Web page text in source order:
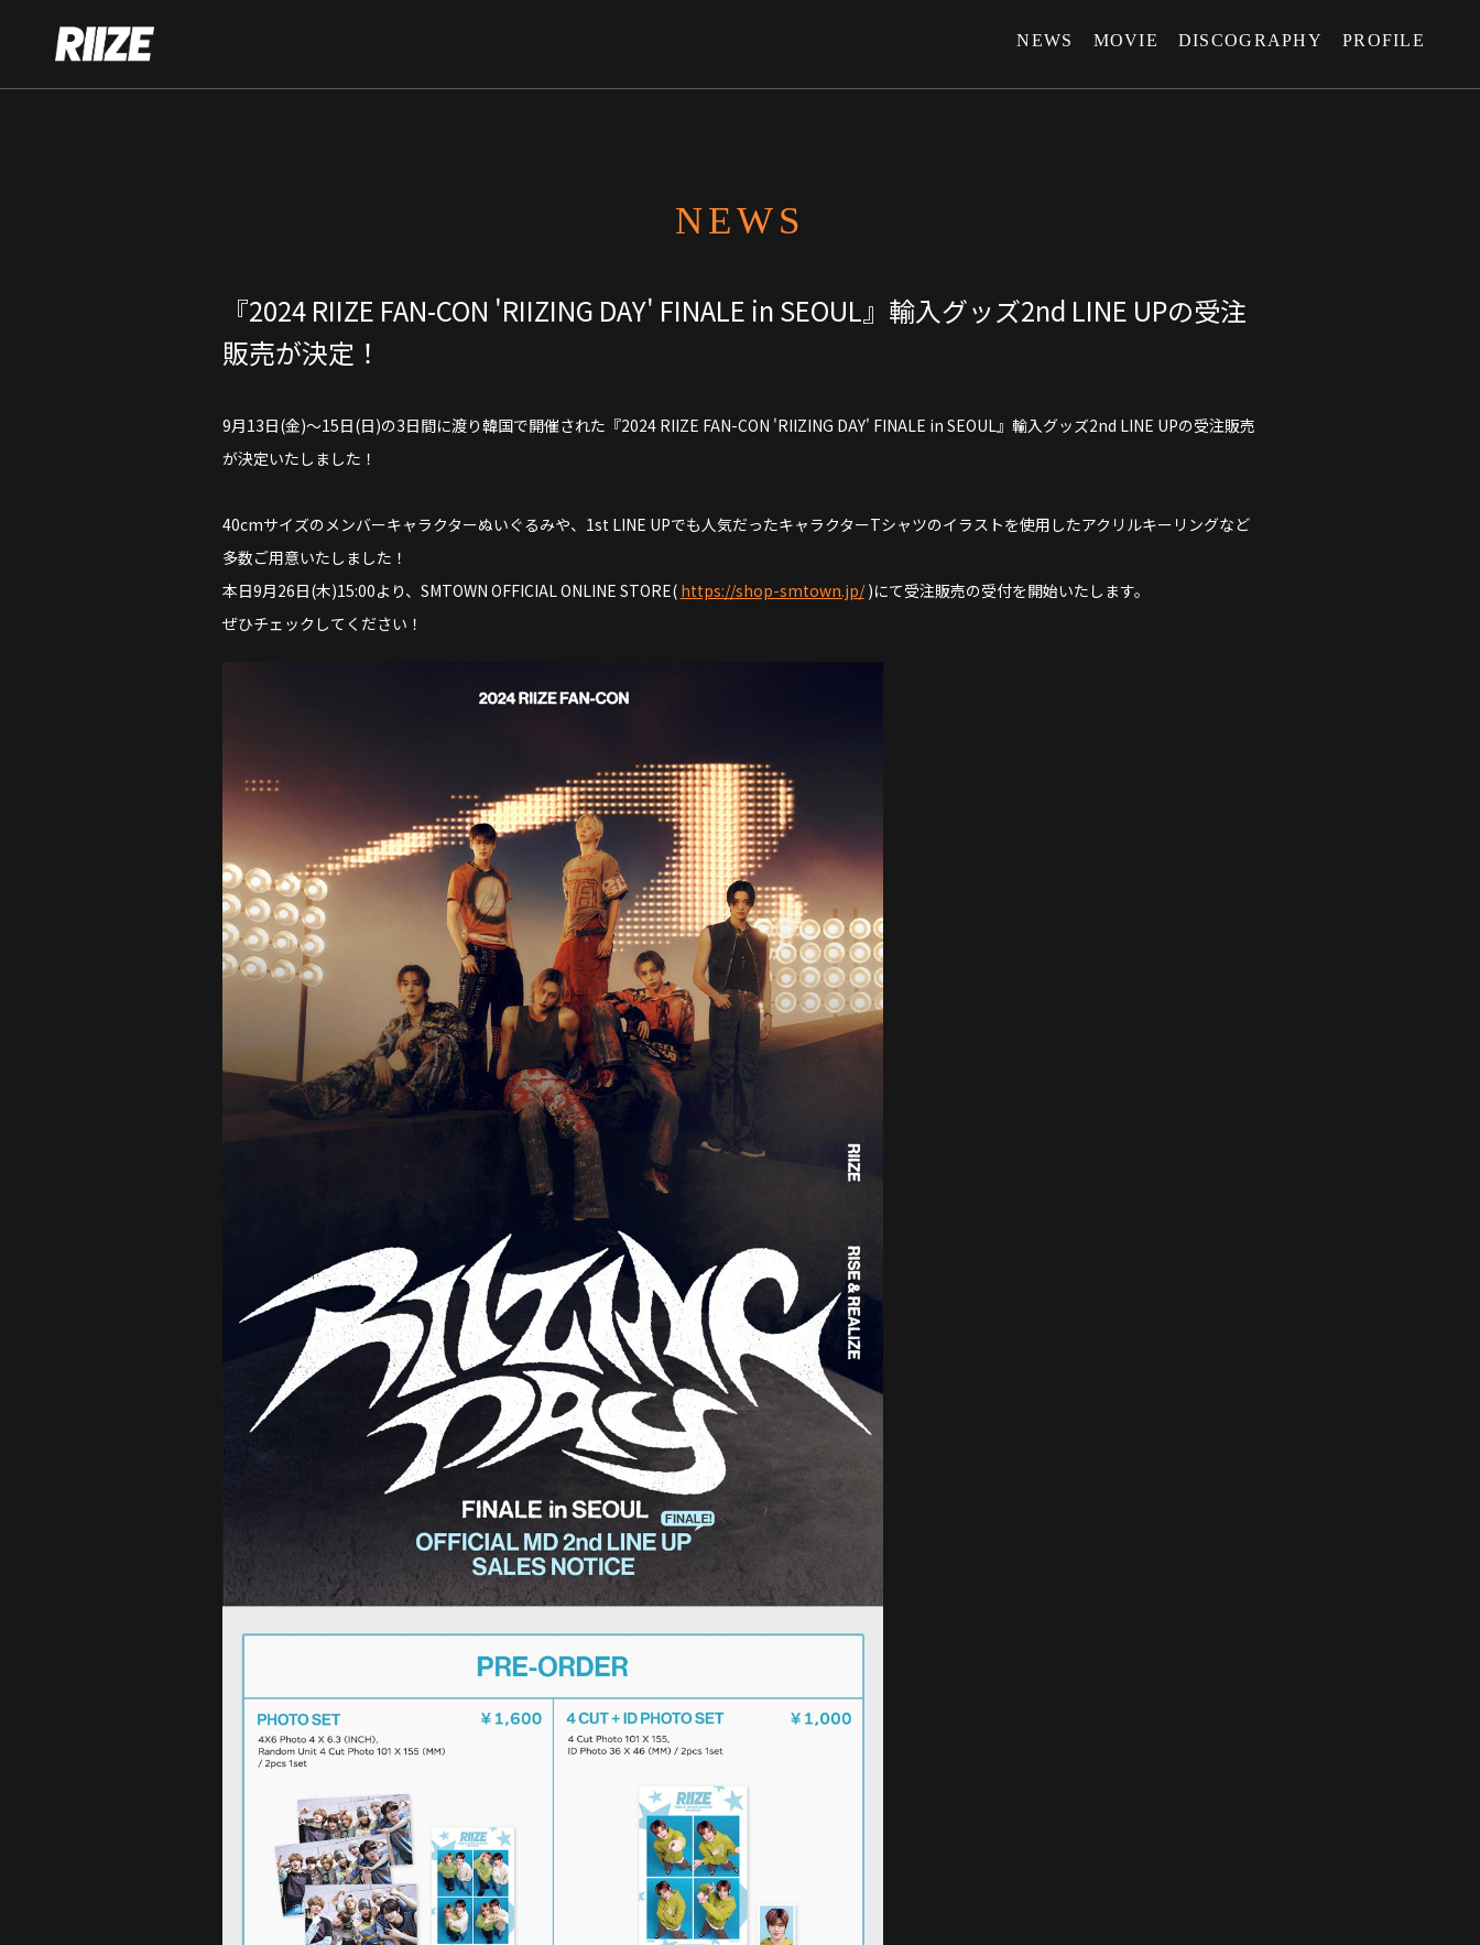
NEWS MOVIE DISCOGRAPHY PROFILE
NEWS
『2024 RIIZE FAN-CON 'RIIZING DAY' FINALE in SEOUL』輸入グッズ2nd LINE UPの受注
販売が決定！
9月13日(金)～15日(日)の3日間に渡り韓国で開催された『2024 RIIZE FAN-CON 'RIIZING DAY' FINALE in SEOUL』輸入グッズ2nd LINE UPの受注販売
が決定いたしました！
40cmサイズのメンバーキャラクターぬいぐるみや、1st LINE UPでも人気だったキャラクターTシャツのイラストを使用したアクリルキーリングなど
多数ご用意いたしました！
本日9月26日(木)15:00より、SMTOWN OFFICIAL ONLINE STORE( https://shop-smtown.jp/)にて受注販売の受付を開始いたします。
ぜひチェックしてください！